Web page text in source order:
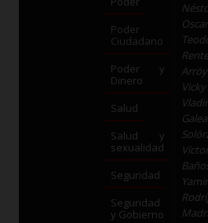
Poder
Ciudadano
Poder y
Dinero
Salud
Salud y
sexualidad
Seguridad
Seguridad
y Gobierno